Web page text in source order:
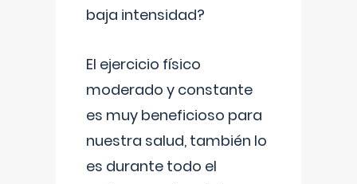
baja intensidad?
El ejercicio físico
moderado y constante
es muy beneficioso para
nuestra salud, también lo
es durante todo el